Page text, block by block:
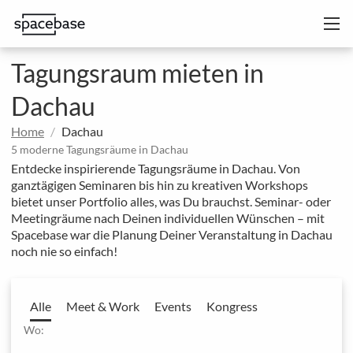
Tagungsraum mieten in
Dachau
Home Dachau
5 moderne Tagungsräume in Dachau
Entdecke inspirierende Tagungsräume in Dachau. Von
ganztägigen Seminaren bis hin zu kreativen Workshops
bietet unser Portfolio alles, was Du brauchst. Seminar- oder
Meetingräume nach Deinen individuellen Wünschen – mit
Spacebase war die Planung Deiner Veranstaltung in Dachau
noch nie so einfach!
Alle Meet & Work Events Kongress
Wo: